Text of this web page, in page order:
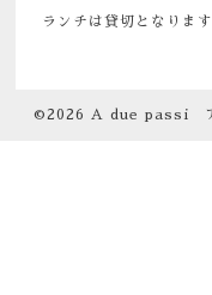
ランチは貸切となりま
©2026 A due passi ア